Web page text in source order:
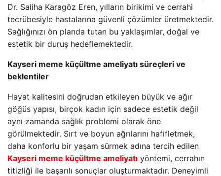
Dr. Saliha Karagöz Eren, yılların birikimi ve cerrahi
tecrübesiyle hastalarına güvenli çözümler üretmektedir.
Sağlığınızı ön planda tutan bu yaklaşımlar, doğal ve
estetik bir duruş hedeflemektedir.
Kayseri meme küçültme ameliyatı süreçleri ve
beklentiler
Hayat kalitesini doğrudan etkileyen büyük ve ağır
göğüs yapısı, birçok kadın için sadece estetik değil
aynı zamanda sağlık problemi olarak öne
görülmektedir. Sırt ve boyun ağrılarını hafifletmek,
daha konforlu bir yaşam sürmek adına tercih edilen
Kayseri meme küçültme ameliyatı yöntemi, cerrahın
titizliği ile başarılı sonuçlar oluşturmaktadır. Deneyimli